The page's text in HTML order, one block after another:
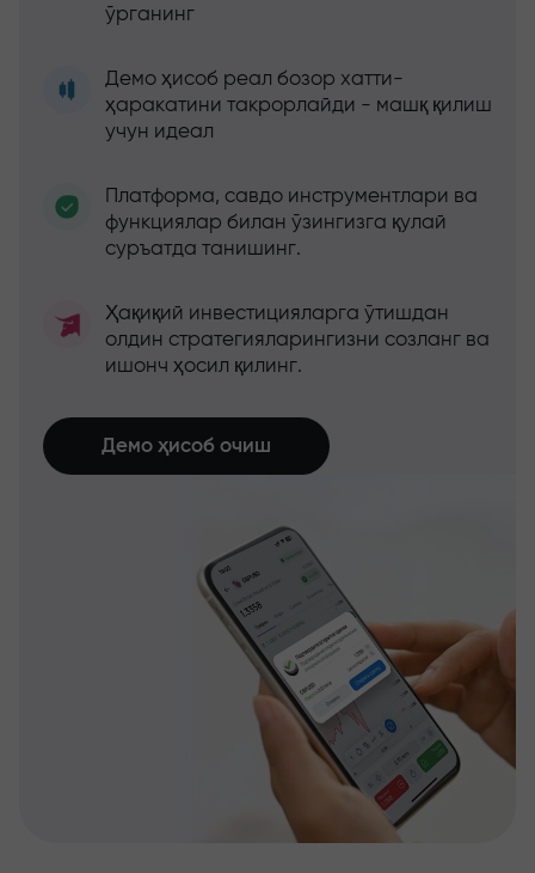
ўрганинг
Демо ҳисоб реал бозор хатти-
ҳаракатини такрорлайди - машқ қилиш
учун идеал
Платформа, савдо инструментлари ва
функциялар билан ўзингизга қулай
суръатда танишинг.
Ҳақиқий инвестицияларга ўтишдан
олдин стратегияларингизни созланг ва
ишонч ҳосил қилинг.
Демо ҳисоб очиш